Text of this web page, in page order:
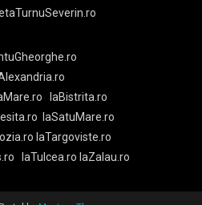
laBistrita.ro
laSatuMare.ro
laTargoviste.ro
laTulcea.ro laZalau.ro